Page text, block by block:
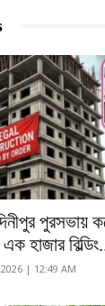
পুরসভায়
হাজার
| 12:49 AM